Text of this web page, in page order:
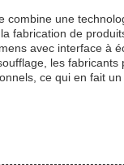
une
fabrication de
avec interface à
les
ce qui en fait